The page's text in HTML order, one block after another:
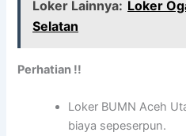
Loker Lainnya: Loker
Selatan
Perhatian !!
Loker BUMN Aceh
biaya sepeserpun.